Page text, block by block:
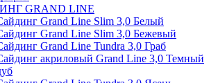
GRAND LINE
Grand Line Slim 3,0 Белый
Grand Line Slim 3,0 Бежевый
Grand Line Tundra 3,0 Граб
акриловый Grand Line 3,0 Темный